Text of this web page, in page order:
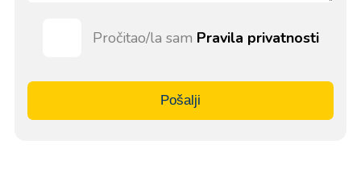
Pročitao/la sam Pravila privatnosti
Pošalji